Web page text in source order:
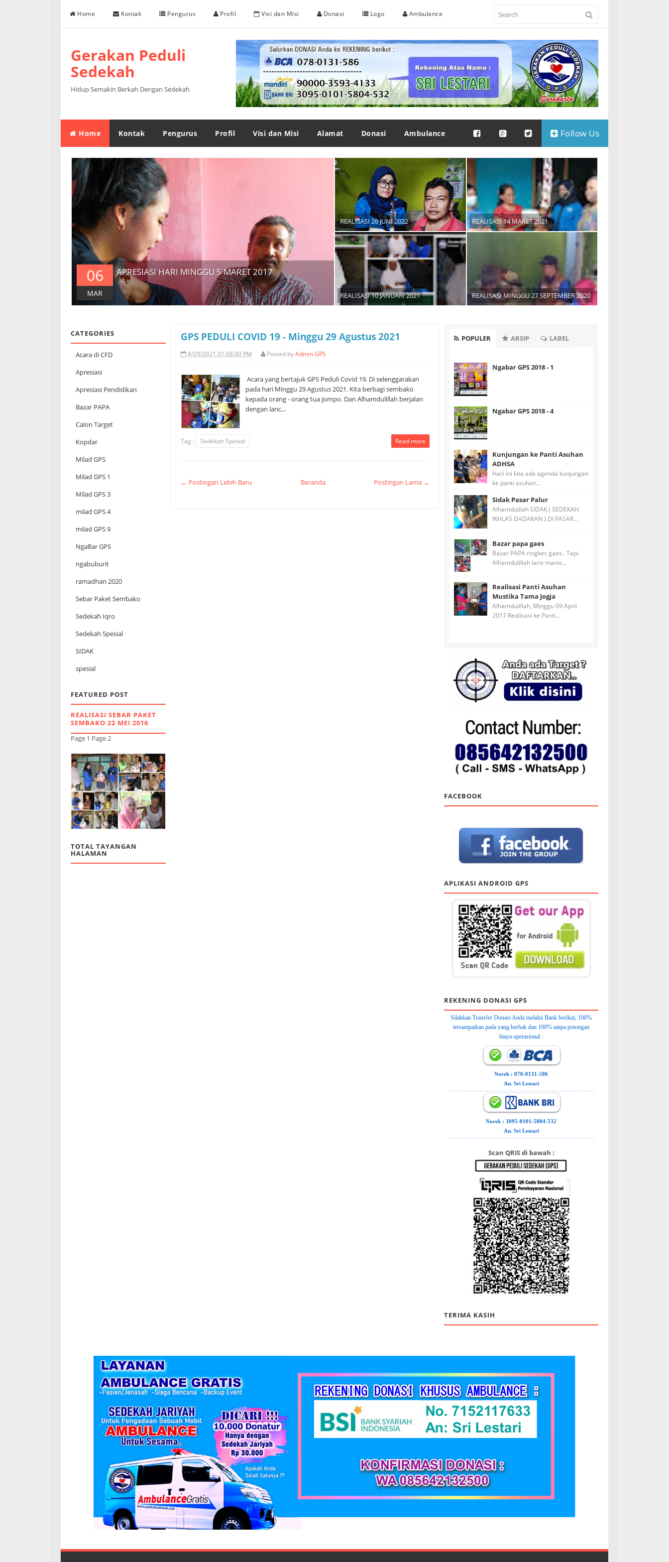
Home Kontak Pengurus Profil Visi dan Misi Donasi Logo Ambulance
Gerakan Peduli
Sedekah
Hidup Semakin Berkah Dengan Sedekah
Home Kontak Pengurus Profil Visi dan Misi Alamat Donasi Ambulance Follow Us
APRESIASI HARI MINGGU 5 MARET 2017
06
MAR
REALISASI 26 JUNI 2022 REALISASI 14 MARET 2021
REALISASI 10 JANUARI 2021 REALISASI MINGGU 27 SEPTEMBER 2020
CATEGORIES
Acara di CFD
Apresiasi
Apresiasi Pendidikan
Bazar PAPA
Calon Target
Kopdar
Milad GPS
Milad GPS 1
Milad GPS 3
milad GPS 4
milad GPS 9
NgaBar GPS
ngabuburit
ramadhan 2020
Sebar Paket Sembako
Sedekah Iqro
Sedekah Spesial
SIDAK
spesial
FEATURED POST
REALISASI SEBAR PAKET
SEMBAKO 22 MEI 2016
Page 1 Page 2
TOTAL TAYANGAN
HALAMAN
GPS PEDULI COVID 19 - Minggu 29 Agustus 2021
8/29/2021 01:08:00 PM Posted byAdmin GPS
Acara yang bertajuk GPS Peduli Covid 19. Di selenggarakan
pada hari Minggu 29 Agustus 2021. Kita berbagi sembako
kepada orang - orang tua jompo. Dan Alhamdulillah berjalan
dengan lanc...
Tag : Sedekah Spesial Read more
← Postingan Lebih Baru Postingan Lama →
Beranda
POPULER ARSIP LABEL
Ngabar GPS 2018 - 1
Ngabar GPS 2018 - 4
Kunjungan ke Panti Asuhan
ADHSA
Hari ini kita ada agenda kunjungan
ke panti asuhan...
Sidak Pasar Palur
Alhamdulilah SIDAK ( SEDEKAH
IKHLAS DADAKAN ) DI PASAR...
Bazar papa gaes
Bazar PAPA ringkes gaes.. Tapi
Alhamdulillah laris manis...
Realisasi Panti Asuhan
Mustika Tama Jogja
Alhamdulillah, Minggu 09 April
2017 Realisasi ke Panti...
FACEBOOK
APLIKASI ANDROID GPS
REKENING DONASI GPS
Silahkan Transfer Donasi Anda melalui Bank berikut, 100%
tersampaikan pada yang berhak dan 100% tanpa potongan
biaya operasional :
Norek : 078-0131-586
An. Sri Lestari
Norek : 3095-0101-5804-532
An. Sri Lestari
Scan QRIS di bawah :
TERIMA KASIH